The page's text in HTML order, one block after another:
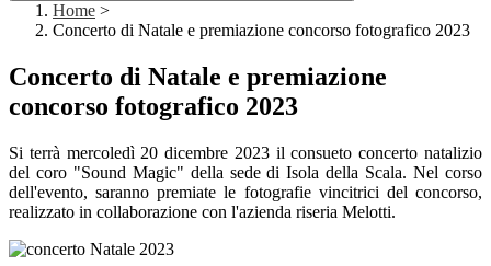
Home >
Concerto di Natale e premiazione concorso fotografico 2023
Concerto di Natale e premiazione
concorso fotografico 2023
Si terrà mercoledì 20 dicembre 2023 il consueto concerto natalizio
del coro "Sound Magic" della sede di Isola della Scala. Nel corso
dell'evento, saranno premiate le fotografie vincitrici del concorso,
realizzato in collaborazione con l'azienda riseria Melotti.